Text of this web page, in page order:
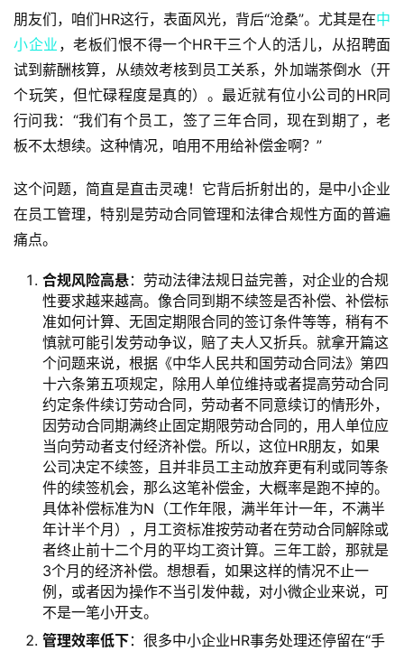
朋友们，咱们HR这行，表面风光，背后“沧桑”。尤其是在中
小企业 ，老板们恨不得一个HR干三个人的活儿，从招聘面
试到薪酬核算，从绩效考核到员工关系，外加端茶倒水（开
个玩笑，但忙碌程度是真的）。最近就有位小公司的HR同
行问我：“我们有个员工，签了三年合同，现在到期了，老
板不太想续。这种情况，咱用不用给补偿金啊？”
这个问题，简直是直击灵魂！它背后折射出的，是中小企业
在员工管理，特别是劳动合同管理和法律合规性方面的普遍
痛点。
合规风险高悬：劳动法律法规日益完善，对企业的合规
性要求越来越高。像合同到期不续签是否补偿、补偿标
准如何计算、无固定期限合同的签订条件等等，稍有不
慎就可能引发劳动争议，赔了夫人又折兵。就拿开篇这
个问题来说，根据《中华人民共和国劳动合同法》第四
十六条第五项规定，除用人单位维持或者提高劳动合同
约定条件续订劳动合同，劳动者不同意续订的情形外，
因劳动合同期满终止固定期限劳动合同的，用人单位应
当向劳动者支付经济补偿。所以，这位HR朋友，如果
公司决定不续签，且并非员工主动放弃更有利或同等条
件的续签机会，那么这笔补偿金，大概率是跑不掉的。
具体补偿标准为N（工作年限，满半年计一年，不满半
年计半个月），月工资标准按劳动者在劳动合同解除或
者终止前十二个月的平均工资计算。三年工龄，那就是
3个月的经济补偿。想想看，如果这样的情况不止一
例，或者因为操作不当引发仲裁，对小微企业来说，可
不是一笔小开支。
管理效率低下：很多中小企业HR事务处理还停留在“手